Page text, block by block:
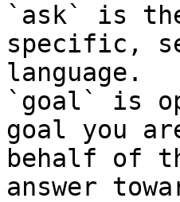
`ask` is
specific,
language.
`goal` is
goal you
behalf of
answer